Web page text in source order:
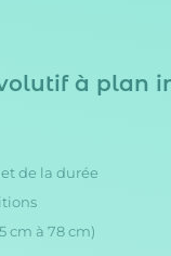
à plan
de la durée
cm à 78 cm)